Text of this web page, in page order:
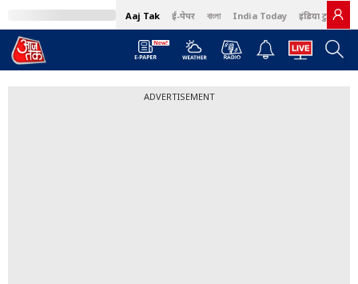
Aaj Tak ई-पेपर বাংলা India Today इंडिया टुडे हिंदी
ADVERTISEMENT